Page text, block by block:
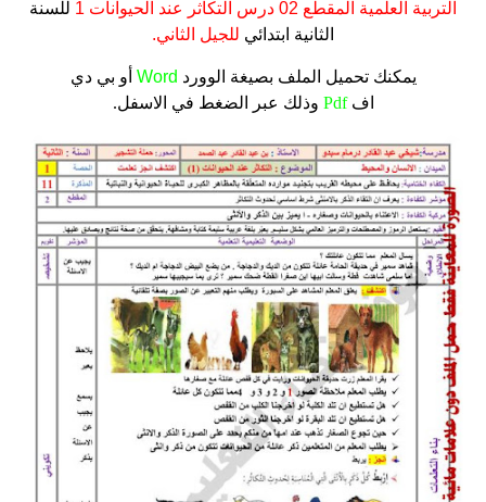
التربية العلمية المقطع 02 درس التكاثر عند الحيوانات 1
للسنة
الثانية ابتدائي للجيل الثاني.
يمكنك تحميل الملف بصيغة الوورد Word أو بي دي
افPdf وذلك عبر الضغط في الاسفل.